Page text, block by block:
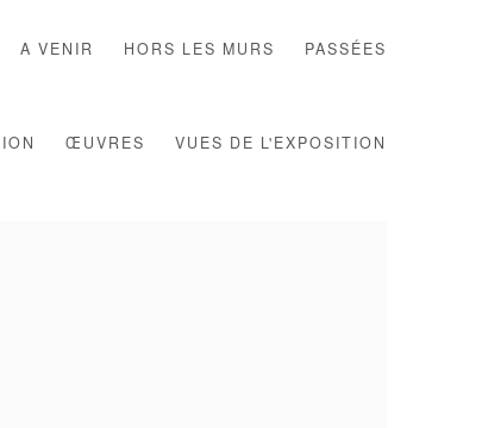
A VENIR HORS LES MURS PASSÉES
ŒUVRES VUES DE L'EXPOSITION